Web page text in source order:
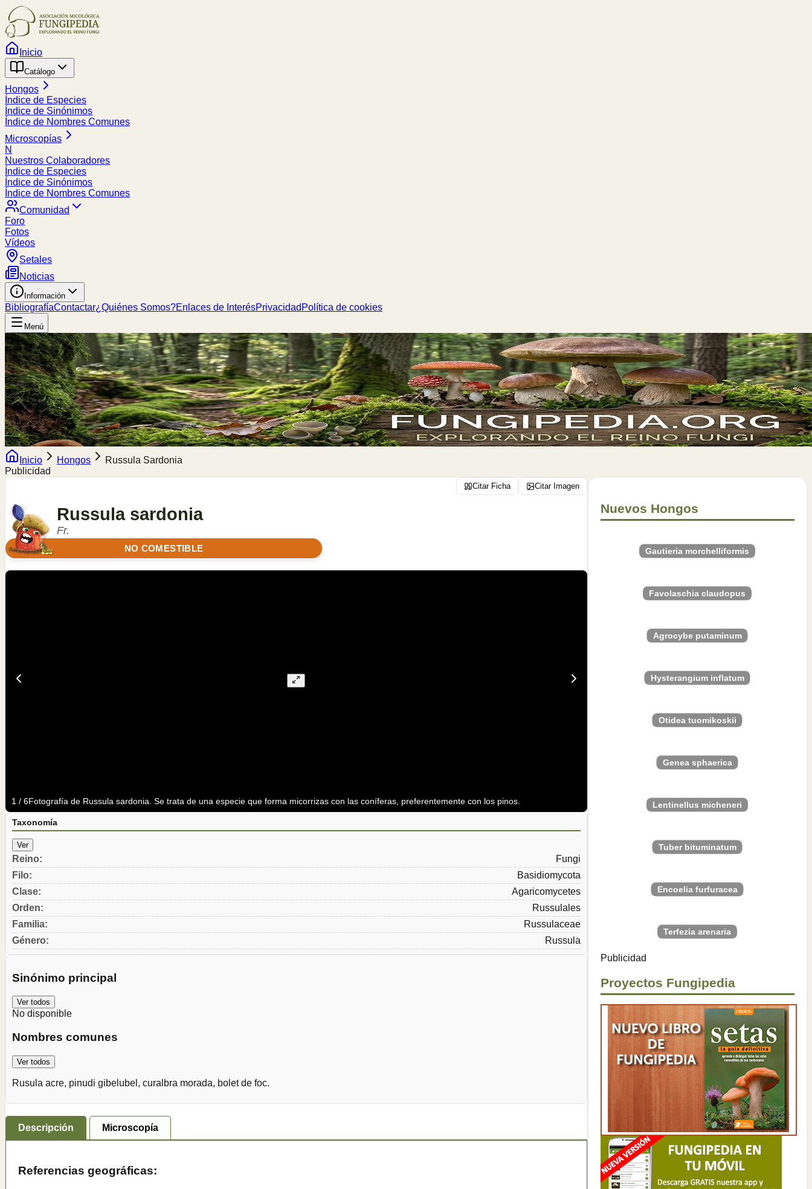
Inicio
Catálogo
Hongos
Índice de Especies
Índice de Sinónimos
Índice de Nombres Comunes
Microscopías
N
Nuestros Colaboradores
Índice de Especies
Índice de Sinónimos
Índice de Nombres Comunes
Comunidad
Foro
Fotos
Vídeos
Setales
Noticias
Información
BibliografíaContactar¿Quiénes Somos?Enlaces de InterésPrivacidad Política de cookies
Menú
Inicio Hongos
Russula Sardonia
Publicidad
Citar Ficha Citar Imagen
Russula sardonia
Fr.
NO COMESTIBLE
1 / 6Fotografía de Russula sardonia. Se trata de una especie que forma micorrizas con las coníferas, preferentemente con los pinos.
Taxonomía
Ver
Reino:
Fungi
Filo:
Basidiomycota
Clase:
Agaricomycetes
Orden:
Russulales
Familia:
Russulaceae
Género: Russula
Sinónimo principal
Ver todos
No disponible
Nombres comunes
Ver todos
Rusula acre, pinudi gibelubel, curalbra morada, bolet de foc.
Descripción Microscopía
Referencias geográficas:
Nuevos Hongos
Gautieria morchelliformis
Favolaschia claudopus
Agrocybe putaminum
Hysterangium inflatum
Otidea tuomikoskii
Genea sphaerica
Lentinellus micheneri
Tuber bituminatum
Encoelia furfuracea
Terfezia arenaria
Publicidad
Proyectos Fungipedia